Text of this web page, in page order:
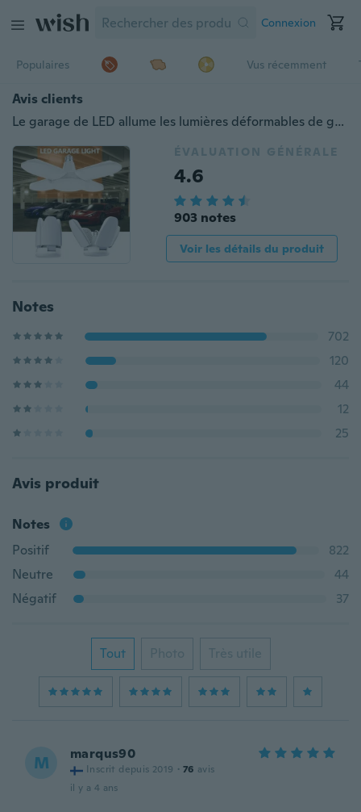
Connexion
Populaires Vus récemment
Avis clients
Le garage de LED allume les lumières déformables de garage de plafond de 45 / W60W E27 4500LM avec les panneaux réglables de 3/4 a mené l'éclairage de garage pour l'entrepôt de sous-sol d'atelier
ÉVALUATION GÉNÉRALE
4.6
903 notes
Voir les détails du produit
Notes
702
120
44
12
25
Avis produit
Notes
Positif
822
Neutre
44
Négatif
37
Tout Photo Très utile
M marqus90
Inscrit depuis 2019 · 76 avis
il y a 4 ans